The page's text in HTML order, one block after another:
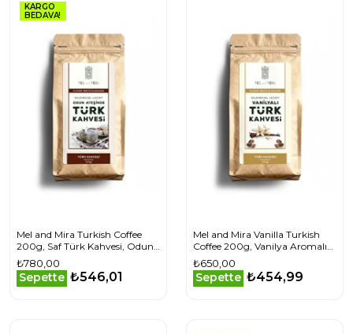
KARGO
BEDAVA!
Mel and Mira Turkish Coffee
200g, Saf Türk Kahvesi, Odun
Ateşinde Kavrulmuş Arabica
Çekirdeği
₺780,00
Sepette ₺546,01
Mel and Mira Vanilla Turkish
Coffee 200g, Vanilya Aromalı
Türk Kahvesi
₺650,00
Sepette ₺454,99